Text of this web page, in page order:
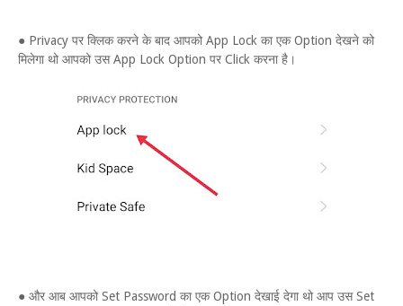
● Privacy पर क्लिक करने के बाद आपको App Lock का एक Option देखने को
मिलेगा थो आपको उस App Lock Option पर Click करना है।
● और आब आपको Set Password का एक Option देखाई देगा थो आप उस Set